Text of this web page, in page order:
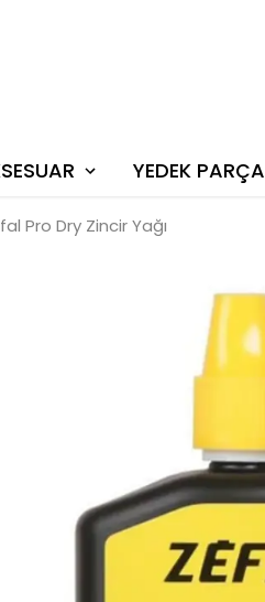
YEDEK PARÇA
Pro Dry Zincir Yağı